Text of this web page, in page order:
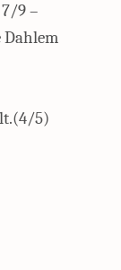
9 –
Dahlem
5)